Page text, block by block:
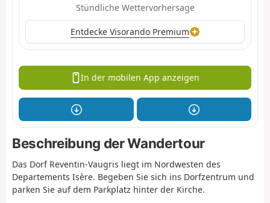
Stündliche Wettervorhersage
Entdecke Visorando Premium
In der mobilen App anzeigen
Beschreibung der Wandertour
Das Dorf Reventin-Vaugris liegt im Nordwesten des
Departements Isère. Begeben Sie sich ins Dorfzentrum und
parken Sie auf dem Parkplatz hinter der Kirche.